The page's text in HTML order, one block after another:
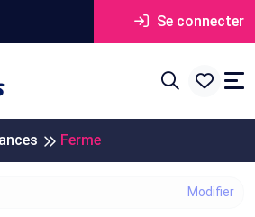
Se connecter
Ferme